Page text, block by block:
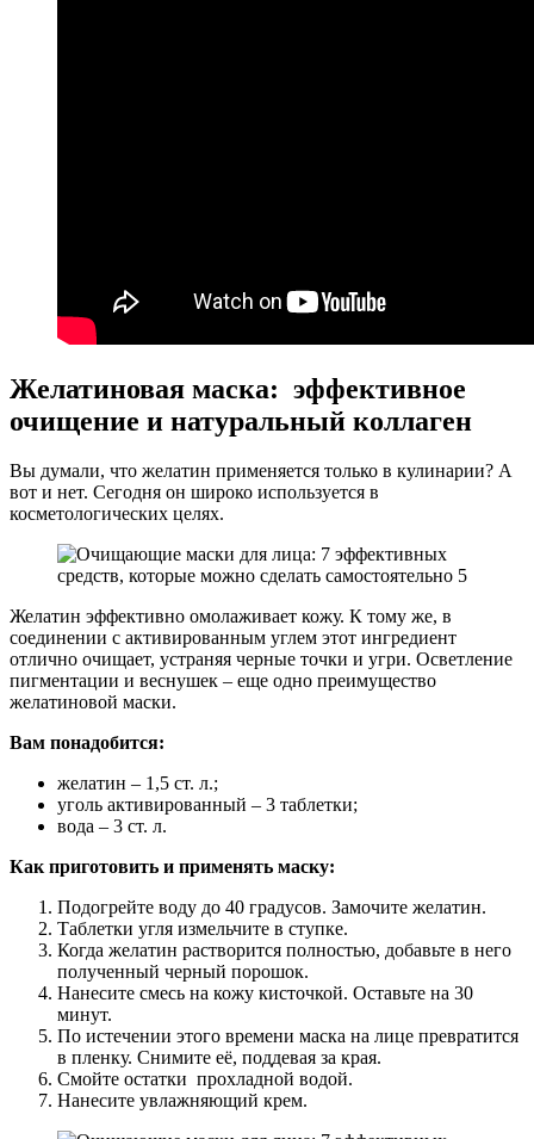
Желатиновая маска: эффективное
очищение и натуральный коллаген
Вы думали, что желатин применяется только в кулинарии? А
вот и нет. Сегодня он широко используется в
косметологических целях.
Желатин эффективно омолаживает кожу. К тому же, в
соединении с активированным углем этот ингредиент
отлично очищает, устраняя черные точки и угри. Осветление
пигментации и веснушек – еще одно преимущество
желатиновой маски.
Вам понадобится:
желатин – 1,5 ст. л.;
уголь активированный – 3 таблетки;
вода – 3 ст. л.
Как приготовить и применять маску:
Подогрейте воду до 40 градусов. Замочите желатин.
Таблетки угля измельчите в ступке.
Когда желатин растворится полностью, добавьте в него
полученный черный порошок.
Нанесите смесь на кожу кисточкой. Оставьте на 30
минут.
По истечении этого времени маска на лице превратится
в пленку. Снимите её, поддевая за края.
Смойте остатки прохладной водой.
Нанесите увлажняющий крем.